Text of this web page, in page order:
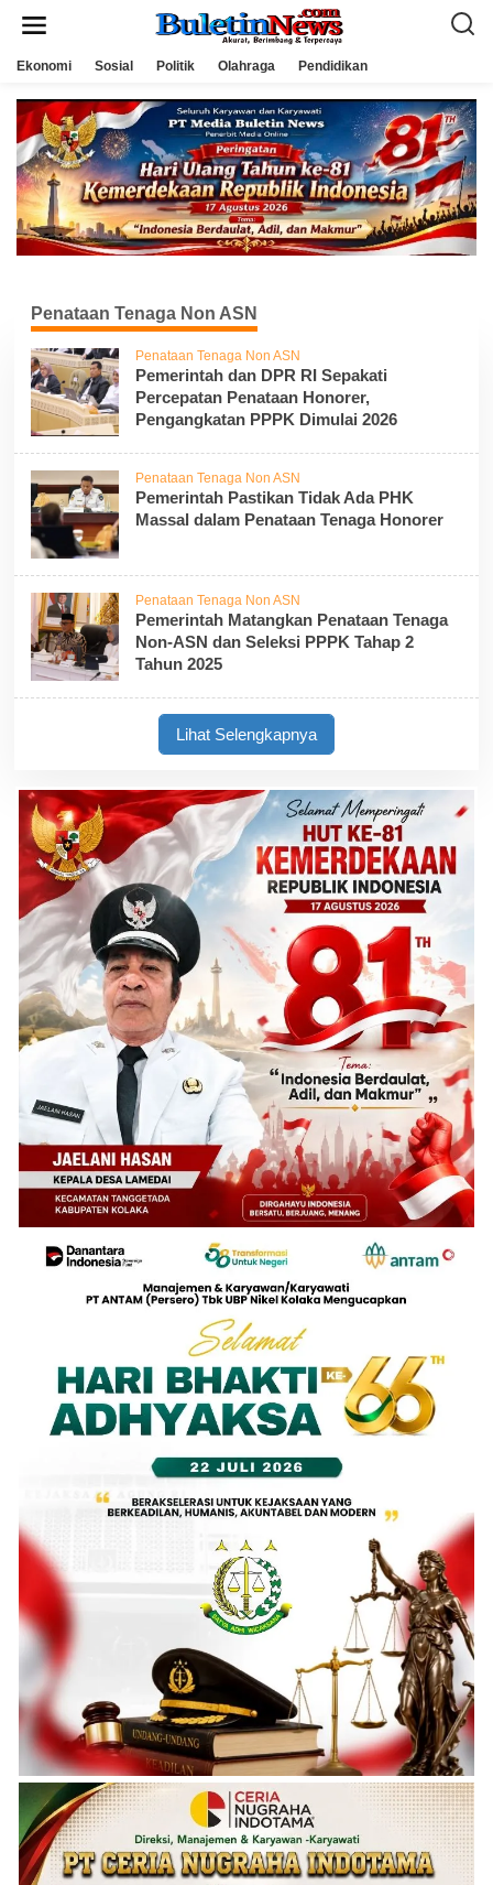
Ekonomi Sosial Politik Olahraga Pendidikan
Penataan Tenaga Non ASN
Penataan Tenaga Non ASN
Pemerintah dan DPR RI Sepakati
Percepatan Penataan Honorer,
Pengangkatan PPPK Dimulai 2026
Penataan Tenaga Non ASN
Pemerintah Pastikan Tidak Ada PHK
Massal dalam Penataan Tenaga Honorer
Penataan Tenaga Non ASN
Pemerintah Matangkan Penataan Tenaga
Non-ASN dan Seleksi PPPK Tahap 2
Tahun 2025
Lihat Selengkapnya